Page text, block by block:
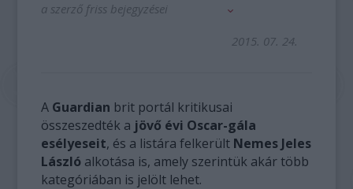
a szerző friss bejegyzései
2015. 07. 24.
A Guardian brit portál kritikusai
összeszedték a jövő évi Oscar-gála
esélyeseit, és a listára felkerült Nemes Jeles
László alkotása is, amely szerintük akár több
kategóriában is jelölt lehet.